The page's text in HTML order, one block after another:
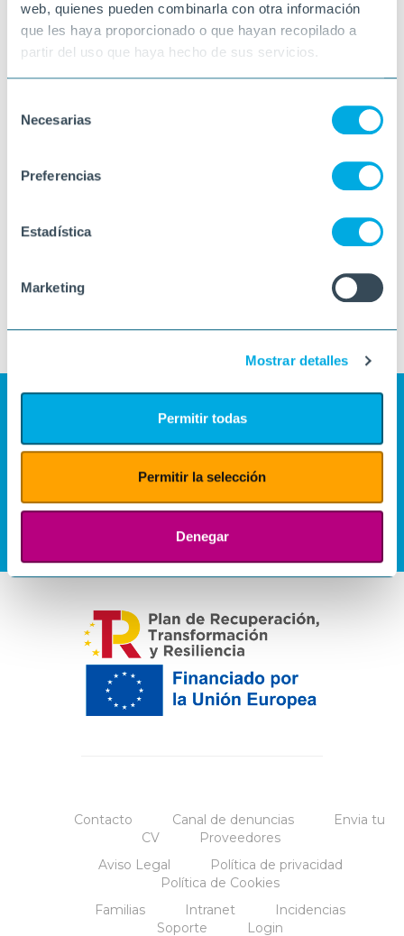
web, quienes pueden combinarla con otra información
que les haya proporcionado o que hayan recopilado a
partir del uso que haya hecho de sus servicios.
Necesarias
Preferencias
Estadística
Marketing
Mostrar detalles
Permitir todas
Permitir la selección
Denegar
Contacto Canal de denuncias
Envia tu
CV
Proveedores
Aviso Legal
Política de privacidad
Política de Cookies
Familias
Intranet
Incidencias
Soporte
Login